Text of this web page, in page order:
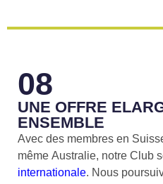
08
UNE OFFRE
ENSEMBLE
Avec des membres en
même Australie, notre Club
internationale. Nous